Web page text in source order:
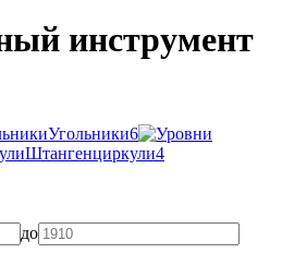
инструмент
Угольники6
Штангенциркули4
до